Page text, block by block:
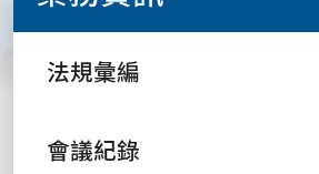
法規彙編
會議紀錄